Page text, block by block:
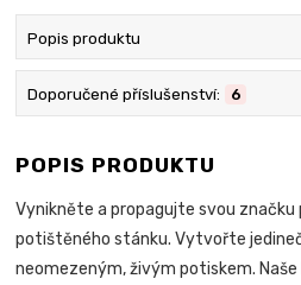
Popis produktu
Doporučené příslušenství: 6
POPIS PRODUKTU
Vynikněte a propagujte svou
potištěného stánku. Vytvořte
neomezeným, živým potiskem.